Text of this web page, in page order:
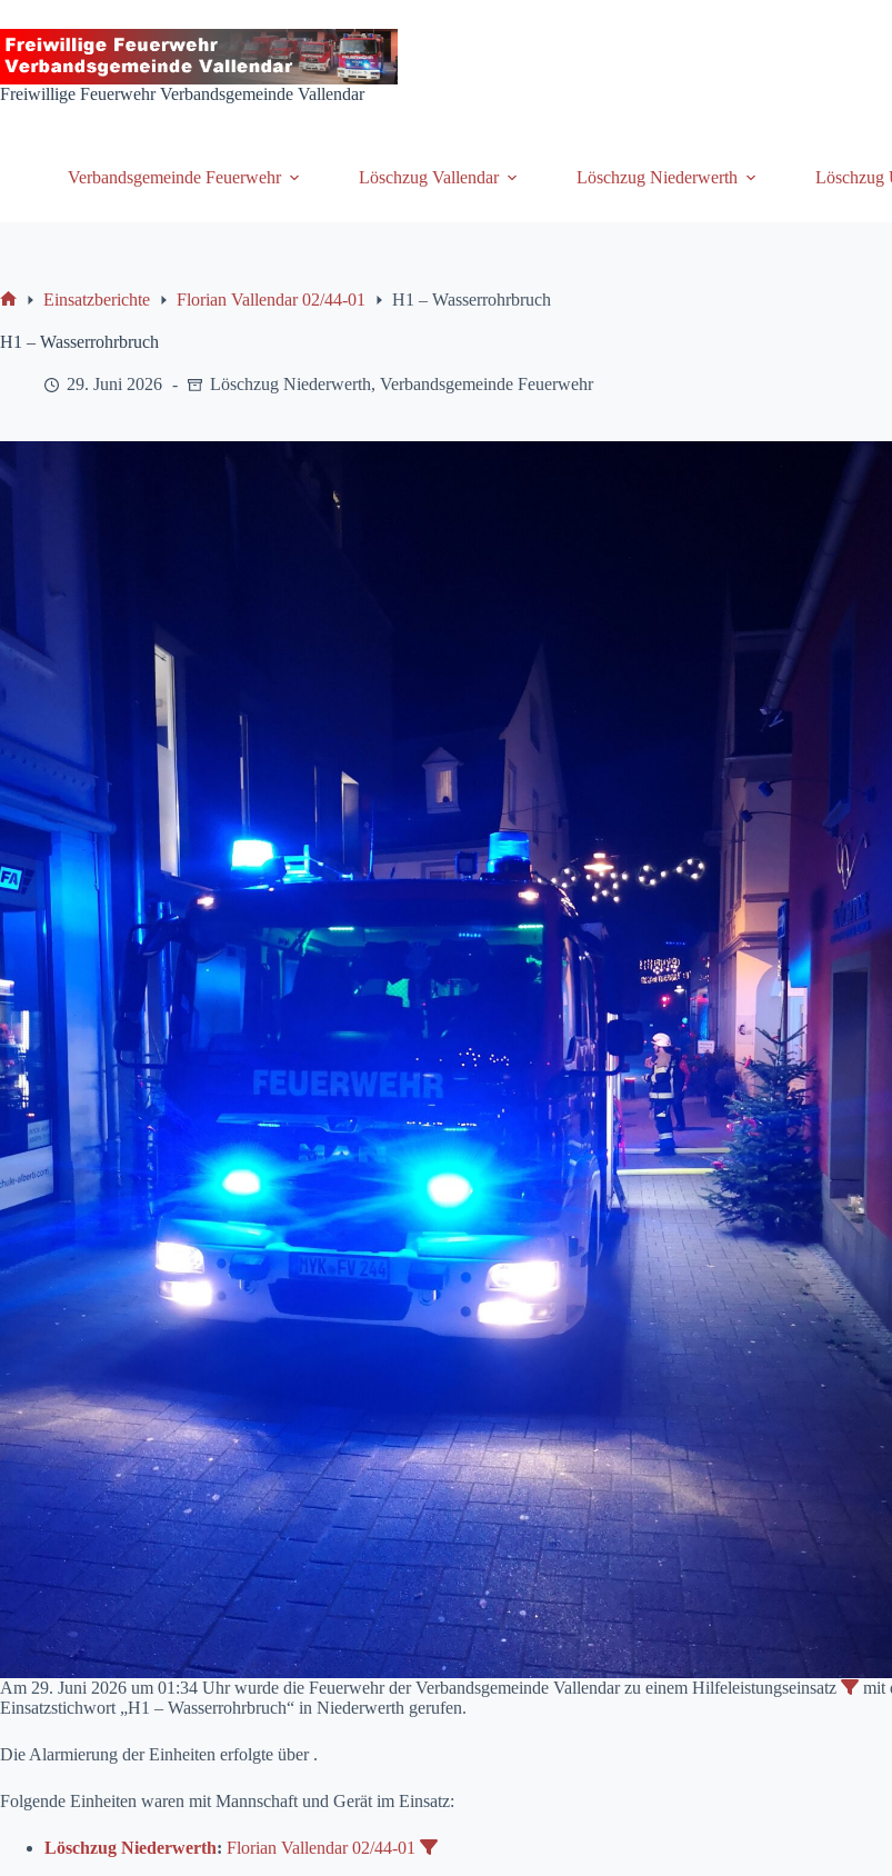
Inhalt
springen
Freiwillige Feuerwehr Verbandsgemeinde Vallendar
Verbandsgemeinde Feuerwehr Löschzug Vallendar Löschzug Niederwerth Löschzug
Einsatzberichte Florian Vallendar 02/44-01 H1 – Wasserrohrbruch
H1 – Wasserrohrbruch
29. Juni 2026 Löschzug Niederwerth, Verbandsgemeinde Feuerwehr
Am 29. Juni 2026 um 01:34 Uhr wurde die Feuerwehr der Verbandsgemeinde Vallendar zu einem Hilfeleistungseinsatz
mit
Einsatzstichwort „H1 – Wasserrohrbruch“ in Niederwerth gerufen.
Die Alarmierung der Einheiten erfolgte über .
Folgende Einheiten waren mit Mannschaft und Gerät im Einsatz:
Löschzug Niederwerth: Florian Vallendar 02/44-01